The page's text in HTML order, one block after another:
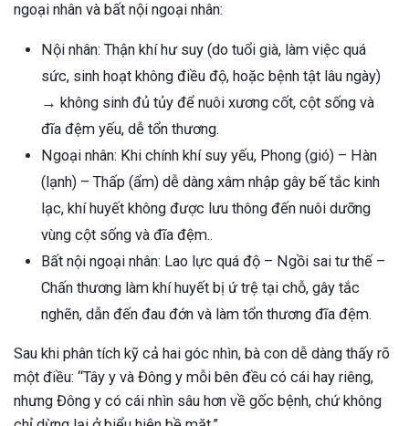
ngoại nhân và bất nội ngoại nhân:
Nội nhân: Thận khí hư suy (do tuổi già, làm việc quá
sức, sinh hoạt không điều độ, hoặc bệnh tật lâu ngày)
→ không sinh đủ tủy để nuôi xương cốt, cột sống và
đĩa đệm yếu, dễ tổn thương.
Ngoại nhân: Khi chính khí suy yếu, Phong (gió) – Hàn
(lạnh) – Thấp (ẩm) dễ dàng xâm nhập gây bế tắc kinh
lạc, khí huyết không được lưu thông đến nuôi dưỡng
vùng cột sống và đĩa đệm..
Bất nội ngoại nhân: Lao lực quá độ – Ngồi sai tư thế –
Chấn thương làm khí huyết bị ứ trệ tại chỗ, gây tắc
nghẽn, dẫn đến đau đớn và làm tổn thương đĩa đệm.
Sau khi phân tích kỹ cả hai góc nhìn, bà con dễ dàng thấy rõ
một điều: “Tây y và Đông y mỗi bên đều có cái hay riêng,
nhưng Đông y có cái nhìn sâu hơn về gốc bệnh, chứ không